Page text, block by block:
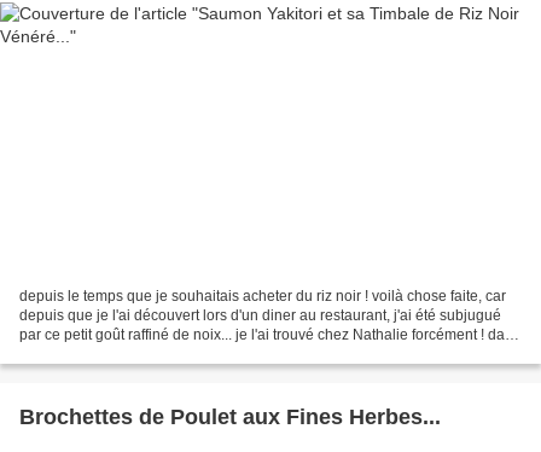
depuis le temps que je souhaitais acheter du riz noir ! voilà chose faite, car
depuis que je l'ai découvert lors d'un diner au restaurant, j'ai été subjugué
par ce petit goût raffiné de noix... je l'ai trouvé chez Nathalie forcément ! dans
Brochettes de Poulet aux Fines Herbes...